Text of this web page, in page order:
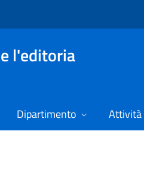
l'editoria
Dipartimento Attività